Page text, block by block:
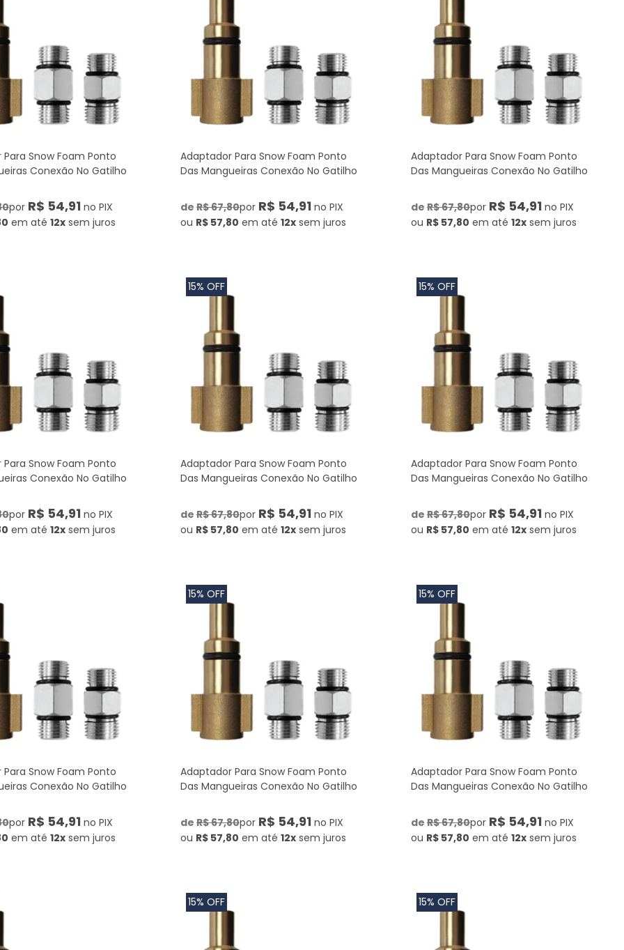
Snow Foam Ponto
Conexão No Gatilho
por R$ 54,91 no PIX
em até 12x sem juros
Adaptador Para Snow Foam Ponto
Das Mangueiras Conexão No Gatilho
de R$ 67,80por R$ 54,91 no PIX
ou R$ 57,80 em até 12x sem juros
Adaptador Para Snow Foam Ponto
Das Mangueiras Conexão No Gatilho
de R$ 67,80por R$ 54,91 no PIX
ou R$ 57,80 em até 12x sem juros
Snow Foam Ponto
Conexão No Gatilho
por R$ 54,91 no PIX
em até 12x sem juros
15% OFF
Adaptador Para Snow Foam Ponto
Das Mangueiras Conexão No Gatilho
de R$ 67,80por R$ 54,91 no PIX
ou R$ 57,80 em até 12x sem juros
15% OFF
Adaptador Para Snow Foam Ponto
Das Mangueiras Conexão No Gatilho
de R$ 67,80por R$ 54,91 no PIX
ou R$ 57,80 em até 12x sem juros
Snow Foam Ponto
Conexão No Gatilho
por R$ 54,91 no PIX
em até 12x sem juros
15% OFF
Adaptador Para Snow Foam Ponto
Das Mangueiras Conexão No Gatilho
de R$ 67,80por R$ 54,91 no PIX
ou R$ 57,80 em até 12x sem juros
15% OFF
Adaptador Para Snow Foam Ponto
Das Mangueiras Conexão No Gatilho
de R$ 67,80por R$ 54,91 no PIX
ou R$ 57,80 em até 12x sem juros
15% OFF 15% OFF